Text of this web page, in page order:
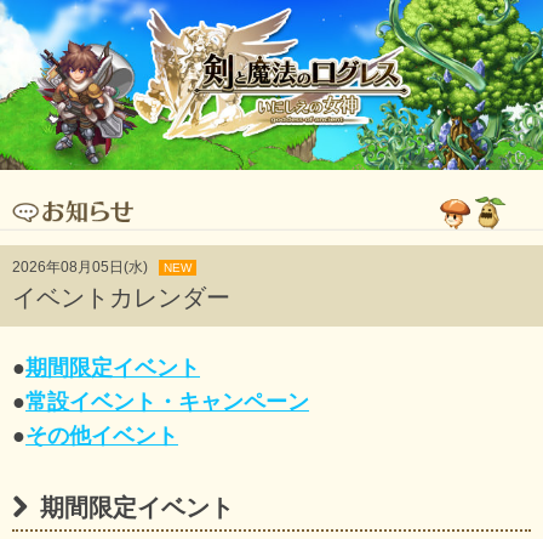
2026年08月05日(水) NEW
イベントカレンダー
●期間限定イベント
●常設イベント・キャンペーン
●その他イベント
期間限定イベント